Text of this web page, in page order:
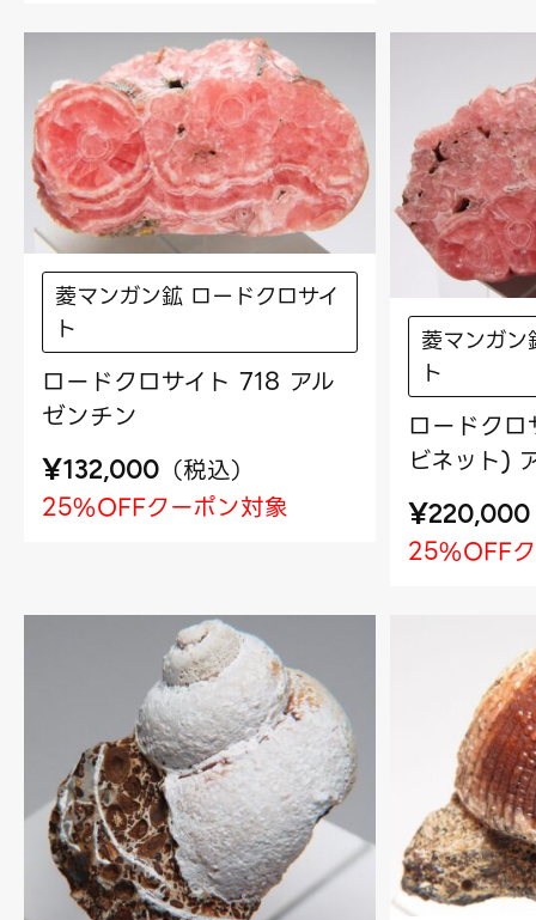
菱マンガン鉱 ロードクロサイ
ト
ロードクロサイト 718 アル
ゼンチン
¥132,000 （税込）
25%OFFクーポン対象
菱マンガ
ト
ロードク
ビネット)
¥220,000
25%OFF